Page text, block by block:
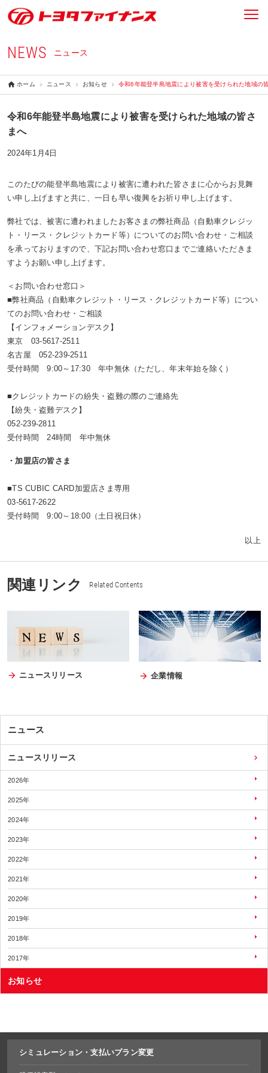
NEWS ニュース
ホーム ニュース お知らせ 令和6年能登半島地震により被害を受けられた地域の
令和6年能登半島地震により被害を受けられた地域の皆さ
まへ
2024年1月4日
このたびの能登半島地震により被害に遭われた皆さまに心からお見舞
い申し上げますと共に、一日も早い復興をお祈り申し上げます。
弊社では、被害に遭われましたお客さまの弊社商品（自動車クレジッ
ト・リース・クレジットカード等）についてのお問い合わせ・ご相談
を承っておりますので、下記お問い合わせ窓口までご連絡いただきま
すようお願い申し上げます。
＜お問い合わせ窓口＞
■弊社商品（自動車クレジット・リース・クレジットカード等）につい
てのお問い合わせ・ご相談
【インフォメーションデスク】
東京 03-5617-2511
名古屋 052-239-2511
受付時間 9:00～17:30 年中無休（ただし、年末年始を除く）
■クレジットカードの紛失・盗難の際のご連絡先
【紛失・盗難デスク】
052-239-2811
受付時間 24時間 年中無休
・加盟店の皆さま
■TS CUBIC CARD加盟店さま専用
03-5617-2622
受付時間 9:00～18:00（土日祝日休）
以上
ニュース
ニュースリリース
2026年
2025年
2024年
2023年
2022年
2021年
2020年
2019年
2018年
2017年
お知らせ
関連リンク Related Contents
ニュースリリース 企業情報
シミュレーション・支払いプラン変更